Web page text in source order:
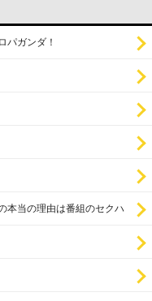
パガンダ！
本当の理由は番組のセクハ